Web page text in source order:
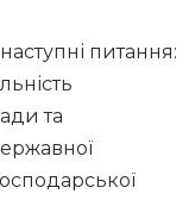
питання:
та